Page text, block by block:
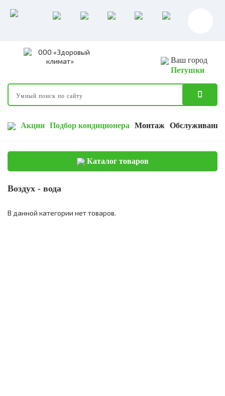
Ваш город
Петушки
Акции Подбор кондиционера Монтаж Обслуживание
Каталог товаров
Воздух - вода
В данной категории нет товаров.